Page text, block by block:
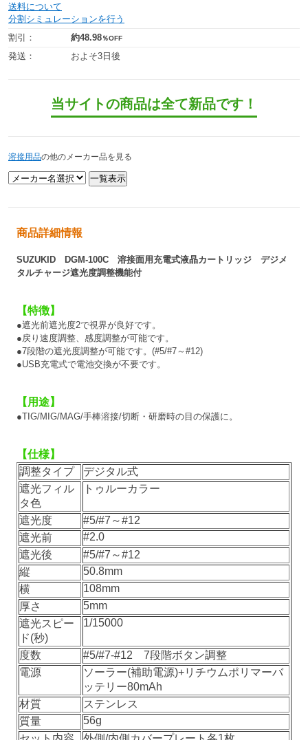
送料について
分割シミュレーションを行う
割引：
約48.98％OFF
発送： およそ3日後
当サイトの商品は全て新品です！
溶接用品の他のメーカー品を見る
商品詳細情報
SUZUKID DGM-100C 溶接面用充電式液晶カートリッジ デジメ
タルチャージ遮光度調整機能付
【特徴】
●遮光前遮光度2で視界が良好です。
●戻り速度調整、感度調整が可能です。
●7段階の遮光度調整が可能です。(#5/#7～#12)
●USB充電式で電池交換が不要です。
【用途】
●TIG/MIG/MAG/手棒溶接/切断・研磨時の目の保護に。
【仕様】
調整タイプ
デジタル式
遮光フィル
タ色
トゥルーカラー
遮光度
#5/#7～#12
遮光前
#2.0
遮光後
#5/#7～#12
縦
50.8mm
横
108mm
厚さ
5mm
遮光スピー
ド(秒)
1/15000
度数
#5/#7-#12 7段階ボタン調整
電源
ソーラー(補助電源)+リチウムポリマーバ
ッテリー80mAh
材質
ステンレス
質量
56g